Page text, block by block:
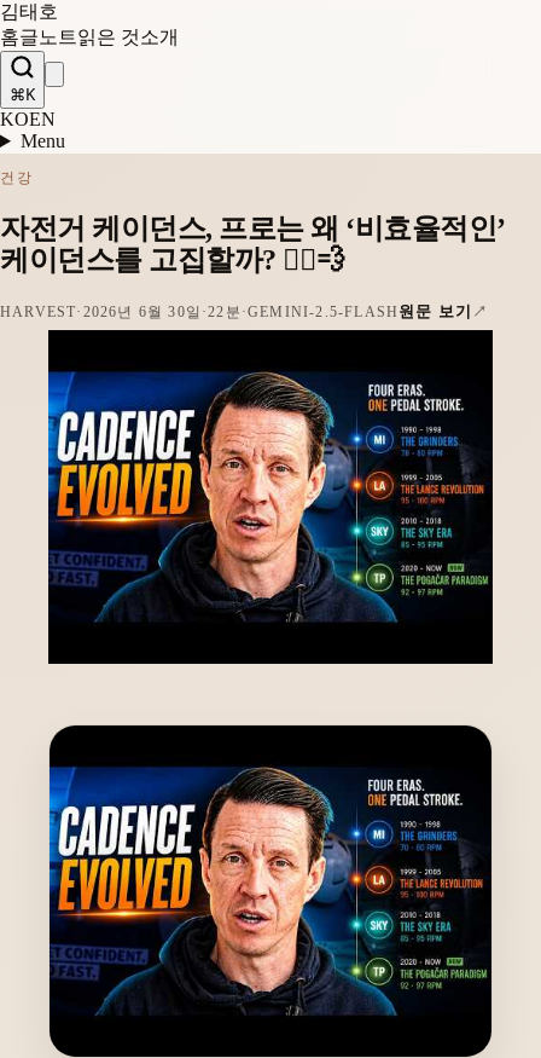
김태호
홈글 노트읽은 것소개
⌘K
KOEN
Menu
건강
자전거 케이던스, 프로는 왜 ‘비효율적인’
케이던스를 고집할까? 🚴‍♂️💨
HARVEST· 2026년 6월 30일 ·22분 ·GEMINI-2.5-FLASH 원문 보기